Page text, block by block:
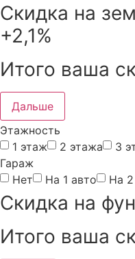
Скидка на
+2,1%
Итого ваша
Дальше
Этажность
1 этаж
2 этажа 3
Гараж
Нет
На 1 авто На
Скидка на
Итого ваша